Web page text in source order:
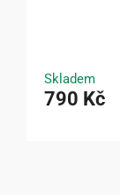
Skladem
790 Kč